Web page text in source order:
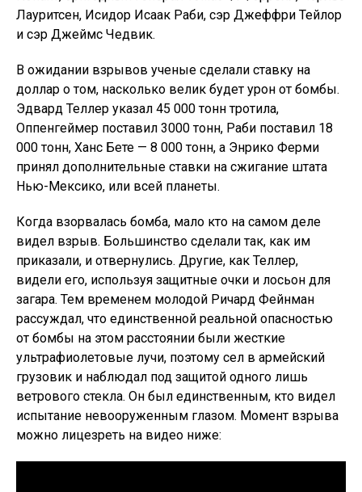
Лауритсен, Исидор Исаак Раби, сэр Джеффри Тейлор
и сэр Джеймс Чедвик.
В ожидании взрывов ученые сделали ставку на
доллар о том, насколько велик будет урон от бомбы.
Эдвард Теллер указал 45 000 тонн тротила,
Оппенгеймер поставил 3000 тонн, Раби поставил 18
000 тонн, Ханс Бете — 8 000 тонн, а Энрико Ферми
принял дополнительные ставки на сжигание штата
Нью-Мексико, или всей планеты.
Когда взорвалась бомба, мало кто на самом деле
видел взрыв. Большинство сделали так, как им
приказали, и отвернулись. Другие, как Теллер,
видели его, используя защитные очки и лосьон для
загара. Тем временем молодой Ричард Фейнман
рассуждал, что единственной реальной опасностью
от бомбы на этом расстоянии были жесткие
ультрафиолетовые лучи, поэтому сел в армейский
грузовик и наблюдал под защитой одного лишь
ветрового стекла. Он был единственным, кто видел
испытание невооруженным глазом. Момент взрыва
можно лицезреть на видео ниже: